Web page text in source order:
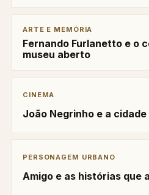
ARTE E MEMÓRIA
Fernando Furlanetto e o
museu aberto
CINEMA
João Negrinho e a
PERSONAGEM URBANO
Amigo e as histórias que